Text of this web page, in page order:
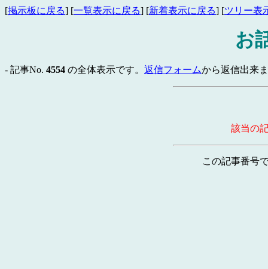
[掲示板に戻る] [一覧表示に戻る] [新着表示に戻る] [ツリー表
お
- 記事No. 4554 の全体表示です。 返信フォームから返信出来
該当の
この記事番号